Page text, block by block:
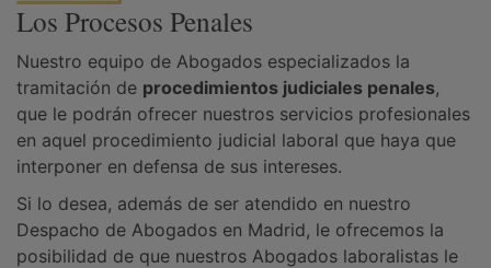
Los Procesos Penales
Nuestro equipo de Abogados especializados la
tramitación de procedimientos judiciales penales,
que le podrán ofrecer nuestros servicios profesionales
en aquel procedimiento judicial laboral que haya que
interponer en defensa de sus intereses.
Si lo desea, además de ser atendido en nuestro
Despacho de Abogados en Madrid, le ofrecemos la
posibilidad de que nuestros Abogados laboralistas le